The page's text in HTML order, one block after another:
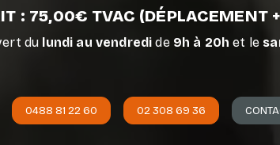
: 75,00€ TVAC (DÉPLACEMENT
du lundi au vendredi de 9h à 20h et le
0488 81 22 60 02 308 69 36